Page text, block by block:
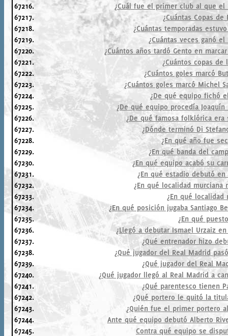
67216.
¿Cuál fue el primer club al que el
67217.
¿Cuántas Copas de
67218.
¿Cuántas temporadas
67219.
¿Cuántas veces ganó
67220.
¿Cuántos años tardó Gento en
67221.
¿Cuántos copas de
67222.
¿Cuántos goles marcó
67223.
¿Cuántos goles marcó Michel
67224.
¿De qué equipo fichó
67225.
¿De qué equipo procedía
67226.
¿De qué famosa folklórica era
67227.
¿Dónde terminó Di
67228.
¿En qué año fue
67229.
¿En qué banda del
67230.
¿En qué equipo acabó su
67231.
¿En qué estadio debutó
67232.
¿En qué localidad murciana
67233.
¿En qué localidad
67234.
¿En qué posición jugaba Santiago
67235.
¿En qué
67236.
¿Llegó a debutar Ismael Urzaiz
67237.
¿Qué entrenador hizo
67238.
¿Qué jugador del Real Madrid
67239.
¿Qué jugador del Real
67240.
¿Qué jugador llegó al Real Madrid a
67241.
¿Qué parentesco tienen
67242.
¿Qué portero le quitó la
67243.
¿Quién fue el primer portero
67244.
Ante qué equipo debutó Alberto
67245.
Contra qué equipo se